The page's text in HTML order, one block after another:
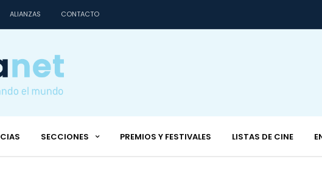
ALIANZAS CONTACTO
SECCIONES PREMIOS Y FESTIVALES LISTAS DE CINE